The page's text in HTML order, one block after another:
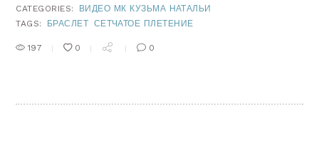
CATEGORIES:
ВИДЕО МК КУЗЬМА НАТАЛЬИ
TAGS:
БРАСЛЕТ СЕТЧАТОЕ ПЛЕТЕНИЕ
197 0 0